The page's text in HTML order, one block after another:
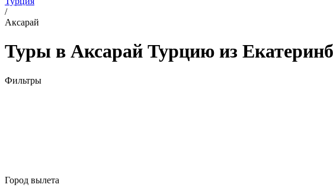
/
Аксарай
Туры в Аксарай Турцию из
Фильтры
Город вылета